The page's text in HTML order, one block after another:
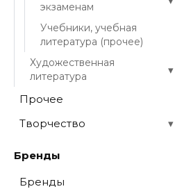
экзаменам
Учебники, учебная
литература (прочее)
Художественная
литература
▾
Прочее
Творчество
▾
Бренды
Бренды